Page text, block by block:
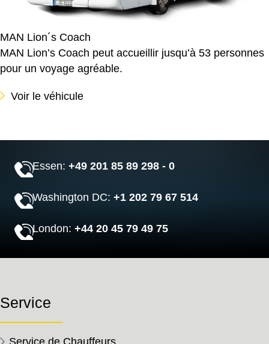
MAN Lion´s Coach
MAN Lion’s Coach peut accueillir jusqu’à 53 personnes
pour un voyage agréable.
Voir le véhicule
Essen:+49 201 85 89 298 - 0
Washington DC:+1 202 79 67 514
London:+44 20 45 79 49 75
Service
Service de Chauffeurs